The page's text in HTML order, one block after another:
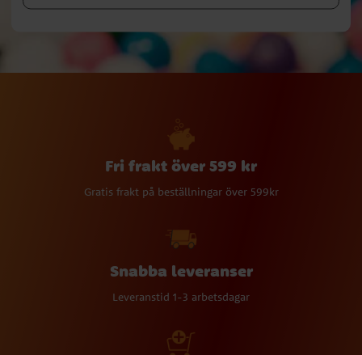
Fri frakt över 599 kr
Gratis frakt på beställningar över 599kr
Snabba leveranser
Leveranstid 1-3 arbetsdagar